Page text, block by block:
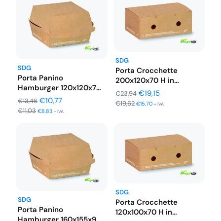
SDG
Porta Panino
Hamburger 120x120x70
H in Cartoncino Avana…
€13,46 Il
prezzo
era:
€13,46.
€10,77Il
prezzo
è:
€10,77.
€11,03 €8,83 + IVA
SDG
Porta Crocchette
200x120x70 H in
Cartoncino Avana
Compostabile…
€23,94 Il
prezzo
€23,94.
€19,15Il
prezzo
€19,62 €15,70 + IVA
SDG
Porta Panino
SDG
Porta Crocchette
120x100x70 H in